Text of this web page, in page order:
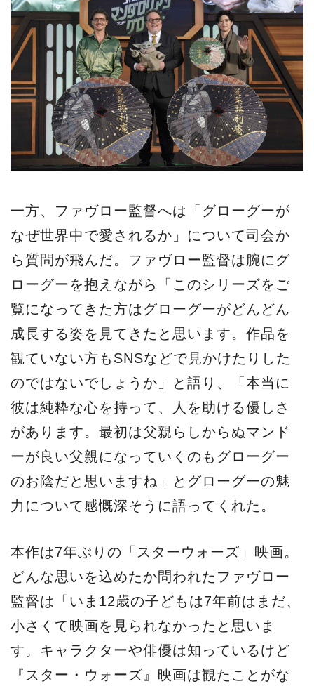
一方、ファヴロー監督へは「グローグーが
なぜ世界中で愛されるか」について司会か
ら質問が飛んだ。ファヴロー監督は腕にグ
ローグーを抱えながら「このシリーズをご
覧になってきた方はグローグーがどんどん
成長する姿を見てきたと思います。作品を
観ていない方もSNSなどで見かけたりした
のではないでしょうか」と語り、「本当に
彼は純粋な心を持って、人を助ける優しさ
があります。最初は父親らしからぬマンド
ーが良い父親になっていくのもグローグー
のお陰だと思いますね」とグローグーの魅
力について感慨深そうに語ってくれた。
本作は7年ぶりの「スターウォーズ」映画。
どんな思いを込めたか問われたファヴロー
監督は「いま12歳の子どもは7年前はまだ、
小さくて映画を見られなかったと思いま
す。キャラクターや俳優は知っているけど
『スター・ウォーズ』映画は観たことがな